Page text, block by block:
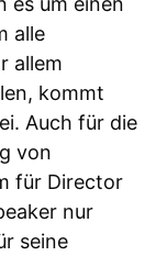
alle
allem
kommt
Auch für die
von
für Director
nur
seine